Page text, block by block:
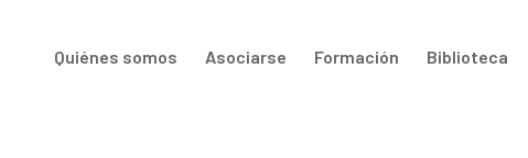
Quiénes somos Asociarse Formación Biblioteca